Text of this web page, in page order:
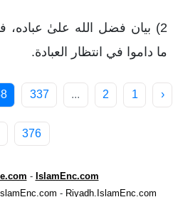
2) بيان فضل الله علىٰ عباده،
ما داموا في انتظار العبادة.
‹
1
2
...
337
376
- IslamEnc.com
- Riyadh.IslamEnc.com